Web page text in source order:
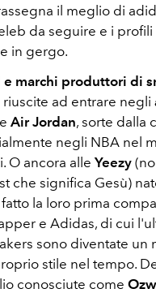
il meglio di
da seguire e i
in gergo.
marchi produttori di
ad entrare negli
Air Jordan, sorte dalla
negli NBA nel
O ancora alle Yeezy
che significa Gesù)
la loro prima
e Adidas, di cui
sono diventate un
stile nel tempo.
conosciute come